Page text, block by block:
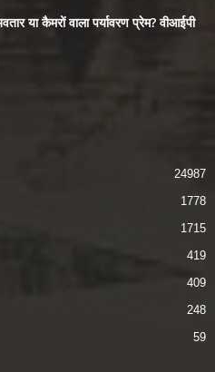
या कैमरों वाला पर्यावरण प्रेम? वीआईपी
24987
1778
1715
419
409
248
59